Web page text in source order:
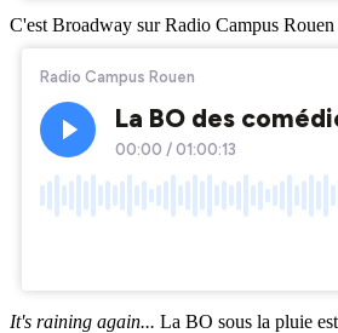
C'est Broadway sur Radio Campus
It's raining again... La BO sous la pluie